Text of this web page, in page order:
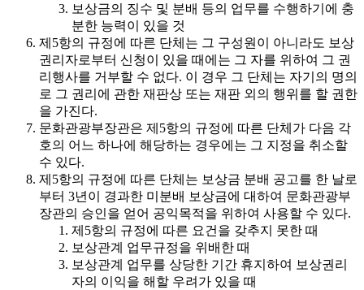
보상금의 징수 및 분배 등의 업무를 수행하기에 충
분한 능력이 있을 것
제5항의 규정에 따른 단체는 그 구성원이 아니라도 보상
권리자로부터 신청이 있을 때에는 그 자를 위하여 그 권
리행사를 거부할 수 없다. 이 경우 그 단체는 자기의 명의
로 그 권리에 관한 재판상 또는 재판 외의 행위를 할 권한
을 가진다.
문화관광부장관은 제5항의 규정에 따른 단체가 다음 각
호의 어느 하나에 해당하는 경우에는 그 지정을 취소할
수 있다.
제5항의 규정에 따른 단체는 보상금 분배 공고를 한 날로
부터 3년이 경과한 미분배 보상금에 대하여 문화관광부
장관의 승인을 얻어 공익목적을 위하여 사용할 수 있다.
제5항의 규정에 따른 요건을 갖추지 못한 때
보상관계 업무규정을 위배한 때
보상관계 업무를 상당한 기간 휴지하여 보상권리
자의 이익을 해할 우려가 있을 때